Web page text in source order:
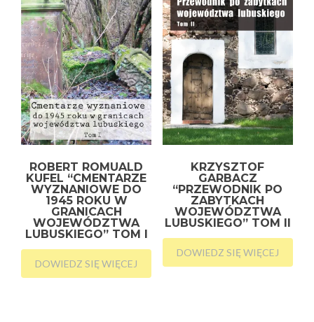
ROBERT ROMUALD
KUFEL “CMENTARZE
WYZNANIOWE DO
1945 ROKU W
GRANICACH
WOJEWÓDZTWA
LUBUSKIEGO” TOM I
DOWIEDZ SIĘ WIĘCEJ
KRZYSZTOF
GARBACZ
“PRZEWODNIK PO
ZABYTKACH
WOJEWÓDZTWA
LUBUSKIEGO” TOM II
DOWIEDZ SIĘ WIĘCEJ